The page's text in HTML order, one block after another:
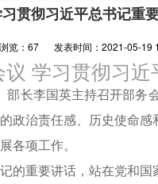
贯彻习近平总书记重
浏览： 67 发表时间：2021-05-19
学习贯彻习
部长李国英主持召开部
政治责任感、历史使命
各项工作。
重要讲话，站在党和国